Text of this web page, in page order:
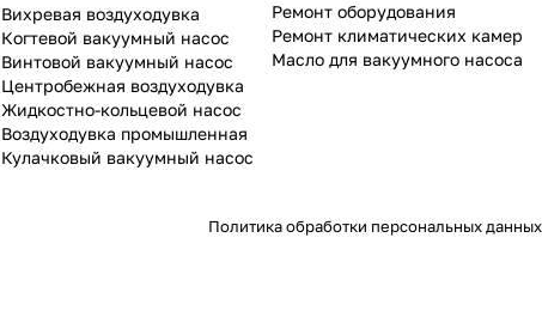
Вихревая воздуходувка
Когтевой вакуумный насос
Винтовой вакуумный насос
Центробежная воздуходувка
Жидкостно-кольцевой насос
Воздуходувка промышленная
Кулачковый вакуумный насос
Ремонт оборудования
Ремонт климатических камер
Масло для вакуумного насоса
Политика обработки персональных данных